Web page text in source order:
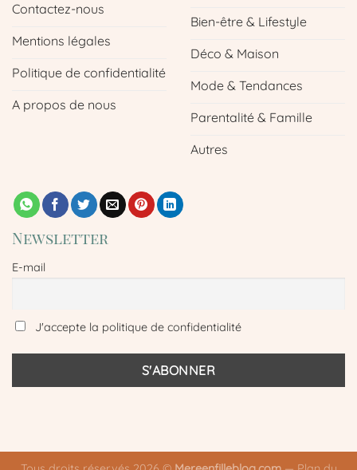
Contactez-nous
Mentions légales
Politique de confidentialité
A propos de nous
Bien-être & Lifestyle
Déco & Maison
Mode & Tendances
Parentalité & Famille
Autres
Newsletter
E-mail
J'accepte la politique de confidentialité